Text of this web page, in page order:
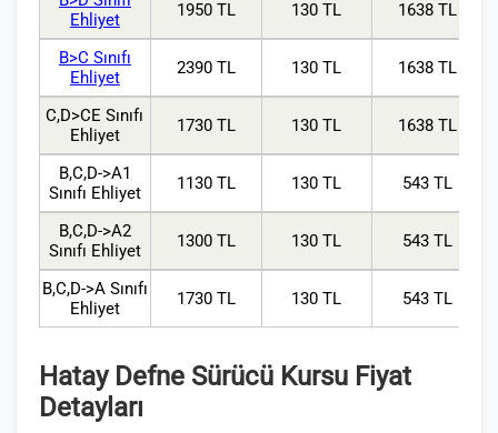
Ehliyet
1950 TL 130 TL 1638 TL
B>C Sınıfı
Ehliyet
2390 TL 130 TL 1638 TL
C,D>CE Sınıfı
Ehliyet
1730 TL 130 TL 1638 TL
B,C,D->A1
Sınıfı Ehliyet
1130 TL 130 TL 543 TL
B,C,D->A2
Sınıfı Ehliyet
1300 TL 130 TL 543 TL
B,C,D->A Sınıfı
Ehliyet
1730 TL 130 TL 543 TL
Hatay Defne Sürücü Kursu Fiyat
Detayları